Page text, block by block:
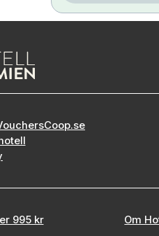
Coop.se
995 kr Om